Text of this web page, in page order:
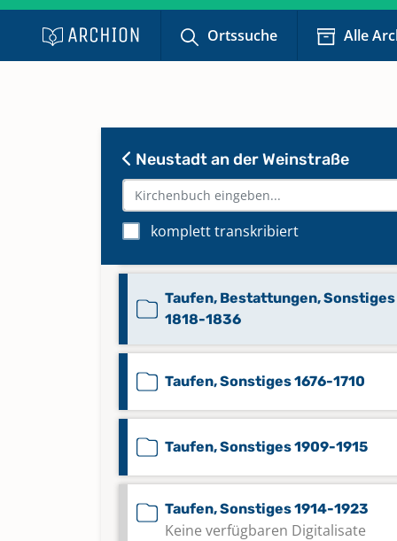
Ortssuche Alle
Neustadt an der Weinstraße
komplett transkribiert
Taufen Aug. 1724-Nov. 1759
Taufen Dez. 1759-1798
Taufen Mai 1982-1. Juni 1985
Keine verfügbaren Digitalisate
Taufen, Bestattungen, Sonstiges
1818-1836
Taufen, Sonstiges 1676-1710
Taufen, Sonstiges 1909-1915
Taufen, Sonstiges 1914-1923
Keine verfügbaren Digitalisate